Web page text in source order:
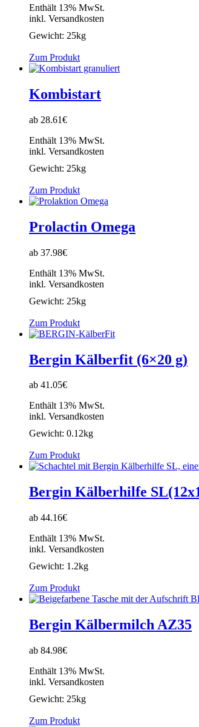
Enthält 13% MwSt.
inkl. Versandkosten
Gewicht: 25kg
Zum Produkt
Kombistart
ab 28.61€
Enthält 13% MwSt.
inkl. Versandkosten
Gewicht: 25kg
Zum Produkt
Prolactin Omega
ab 37.98€
Enthält 13% MwSt.
inkl. Versandkosten
Gewicht: 25kg
Zum Produkt
Bergin Kälberfit (6×20 g)
ab 41.05€
Enthält 13% MwSt.
inkl. Versandkosten
Gewicht: 0.12kg
Zum Produkt
Bergin Kälberhilfe
ab 44.16€
Enthält 13% MwSt.
inkl. Versandkosten
Gewicht: 1.2kg
Zum Produkt
Bergin Kälbermilch AZ35
ab 84.98€
Enthält 13% MwSt.
inkl. Versandkosten
Gewicht: 25kg
Zum Produkt